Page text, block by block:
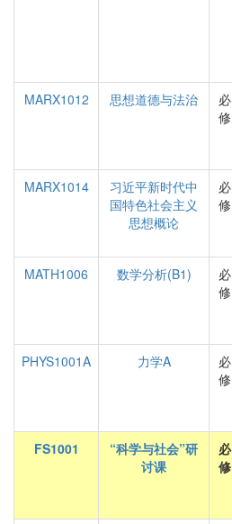
MARX1012
思想道德与法治
必
修
MARX1014
习近平新时代中
国特色社会主义
思想概论
必
修
MATH1006
数学分析(B1)
必
修
PHYS1001A
力学A
必
修
FS1001
“科学与社会”研
讨课
必
修